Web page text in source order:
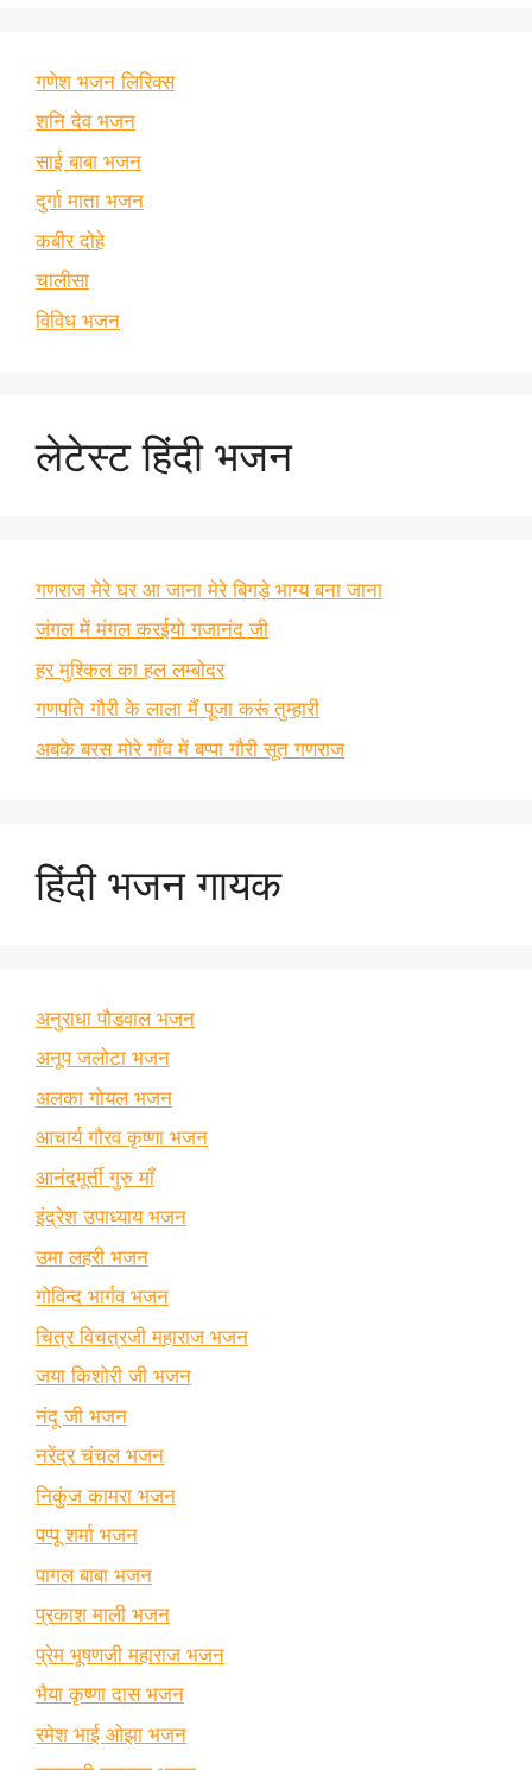
गणेश भजन लिरिक्स
शनि देव भजन
साई बाबा भजन
दुर्गा माता भजन
कबीर दोहे
चालीसा
विविध भजन
लेटेस्ट हिंदी भजन
गणराज मेरे घर आ जाना मेरे बिगड़े भाग्य बना जाना
जंगल में मंगल करईयो गजानंद जी
हर मुश्किल का हल लम्बोदर
गणपति गौरी के लाला मैं पूजा करूं तुम्हारी
अबके बरस मोरे गाँव में बप्पा गौरी सूत गणराज
हिंदी भजन गायक
अनुराधा पौडवाल भजन
अनूप जलोटा भजन
अलका गोयल भजन
आचार्य गौरव कृष्णा भजन
आनंदमूर्ती गुरु माँ
इंद्रेश उपाध्याय भजन
उमा लहरी भजन
गोविन्द भार्गव भजन
चित्र विचत्रजी महाराज भजन
जया किशोरी जी भजन
नंदू जी भजन
नरेंद्र चंचल भजन
निकुंज कामरा भजन
पप्पू शर्मा भजन
पागल बाबा भजन
प्रकाश माली भजन
प्रेम भूषणजी महाराज भजन
भैया कृष्णा दास भजन
रमेश भाई ओझा भजन